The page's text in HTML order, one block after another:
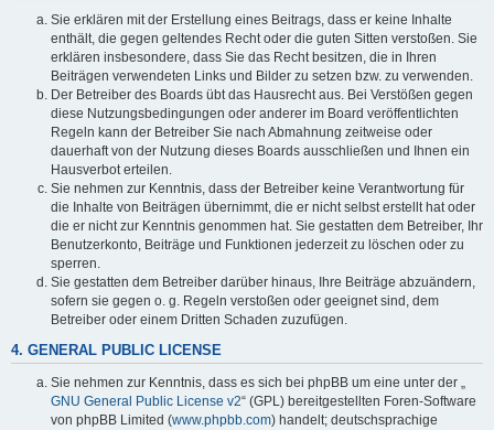
Sie erklären mit der Erstellung eines Beitrags, dass er keine Inhalte
enthält, die gegen geltendes Recht oder die guten Sitten verstoßen. Sie
erklären insbesondere, dass Sie das Recht besitzen, die in Ihren
Beiträgen verwendeten Links und Bilder zu setzen bzw. zu verwenden.
Der Betreiber des Boards übt das Hausrecht aus. Bei Verstößen gegen
diese Nutzungsbedingungen oder anderer im Board veröffentlichten
Regeln kann der Betreiber Sie nach Abmahnung zeitweise oder
dauerhaft von der Nutzung dieses Boards ausschließen und Ihnen ein
Hausverbot erteilen.
Sie nehmen zur Kenntnis, dass der Betreiber keine Verantwortung für
die Inhalte von Beiträgen übernimmt, die er nicht selbst erstellt hat oder
die er nicht zur Kenntnis genommen hat. Sie gestatten dem Betreiber, Ihr
Benutzerkonto, Beiträge und Funktionen jederzeit zu löschen oder zu
sperren.
Sie gestatten dem Betreiber darüber hinaus, Ihre Beiträge abzuändern,
sofern sie gegen o. g. Regeln verstoßen oder geeignet sind, dem
Betreiber oder einem Dritten Schaden zuzufügen.
4. GENERAL PUBLIC LICENSE
Sie nehmen zur Kenntnis, dass es sich bei phpBB um eine unter der „
GNU General Public License v2“ (GPL) bereitgestellten Foren-Software
von phpBB Limited (www.phpbb.com) handelt; deutschsprachige